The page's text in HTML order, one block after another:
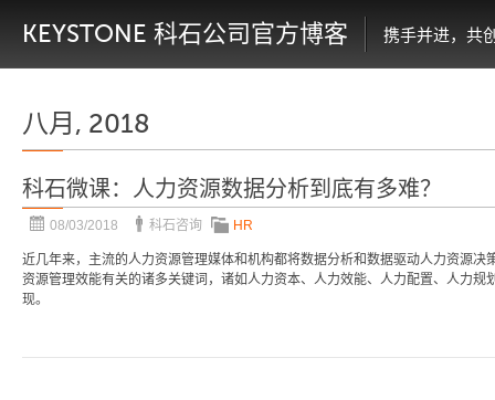
KEYSTONE 科石公司官方博客 携手并进，共
八月, 2018
科石微课：人力资源数据分析到底有多难？
08/03/2018 科石咨询 HR
近几年来，主流的人力资源管理媒体和机构都将数据分析和数据驱动人力资源决
资源管理效能有关的诸多关键词，诸如人力资本、人力效能、人力配置、人力规
现。